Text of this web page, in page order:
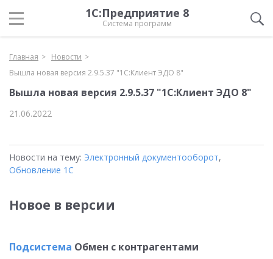
1С:Предприятие 8
Система программ
Главная
Новости
Вышла новая версия 2.9.5.37 "1С:Клиент ЭДО 8"
Вышла новая версия 2.9.5.37 "1С:Клиент ЭДО 8"
21.06.2022
Новости на тему: Электронный документооборот,
Обновление 1С
Новое в версии
Подсистема Обмен с контрагентами